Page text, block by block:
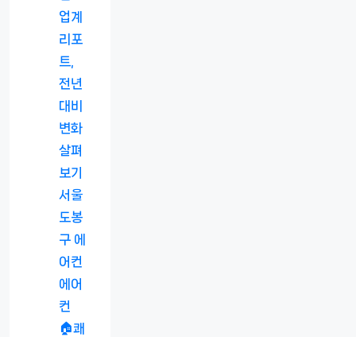
업계
리포
트,
전년
대비
변화
살펴
보기
서울
도봉
구 에
어컨
에어
컨
🏠쾌